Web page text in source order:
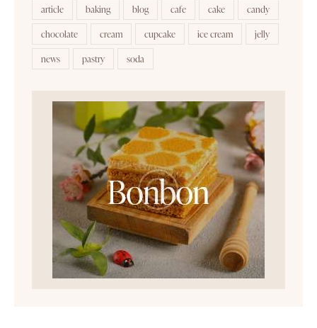
article baking blog cafe cake
candy
chocolate
cream cupcake ice cream
jelly
news
pastry soda